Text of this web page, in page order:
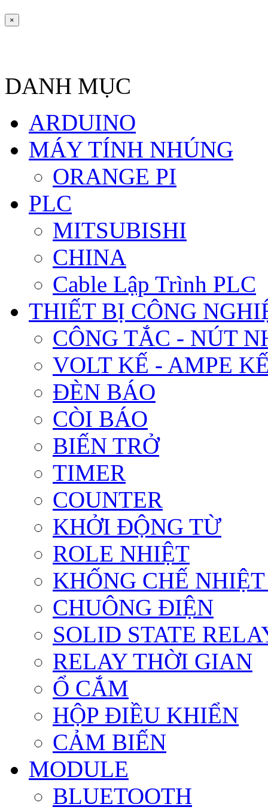
×
DANH MỤC
ARDUINO
MÁY TÍNH NHÚNG
ORANGE PI
PLC
MITSUBISHI
CHINA
Cable Lập Trình PLC
THIẾT BỊ CÔNG
CÔNG TẮC - NÚT
VOLT KẾ - AMPE
ĐÈN BÁO
CÒI BÁO
BIẾN TRỞ
TIMER
COUNTER
KHỞI ĐỘNG TỪ
ROLE NHIỆT
KHỐNG CHẾ
CHUÔNG ĐIỆN
SOLID STATE
RELAY THỜI GIAN
Ổ CẮM
HỘP ĐIỀU KHIỂN
CẢM BIẾN
MODULE
BLUETOOTH